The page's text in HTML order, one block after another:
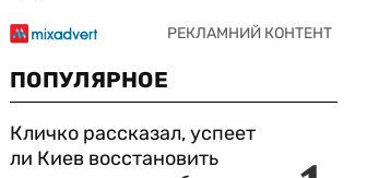
ПОПУЛЯРНОЕ
Кличко рассказал, успеет
ли Киев восстановить